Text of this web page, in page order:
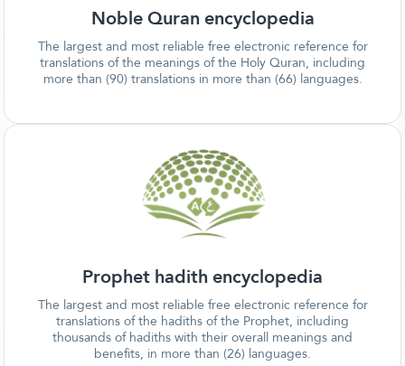
Noble Quran encyclopedia
The largest and most reliable free electronic reference for
translations of the meanings of the Holy Quran, including
more than (90) translations in more than (66) languages.
Prophet hadith encyclopedia
The largest and most reliable free electronic reference for
translations of the hadiths of the Prophet, including
thousands of hadiths with their overall meanings and
benefits, in more than (26) languages.